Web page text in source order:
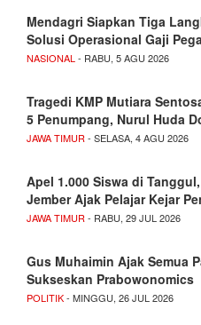
Mendagri Siapkan Tiga
Solusi Operasional Gaji
NASIONAL - RABU, 5 AGU 2026
Tragedi KMP Mutiara
5 Penumpang, Nurul Huda
JAWA TIMUR - SELASA, 4 AGU 2026
Apel 1.000 Siswa di
Jember Ajak Pelajar Kejar
JAWA TIMUR - RABU, 29 JUL 2026
Gus Muhaimin Ajak Semua
Sukseskan Prabowonomics
POLITIK- MINGGU, 26 JUL 2026